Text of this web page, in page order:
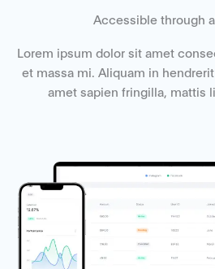
Accessible through
Lorem ipsum dolor sit amet
et massa mi. Aliquam in
amet sapien fringilla, mattis